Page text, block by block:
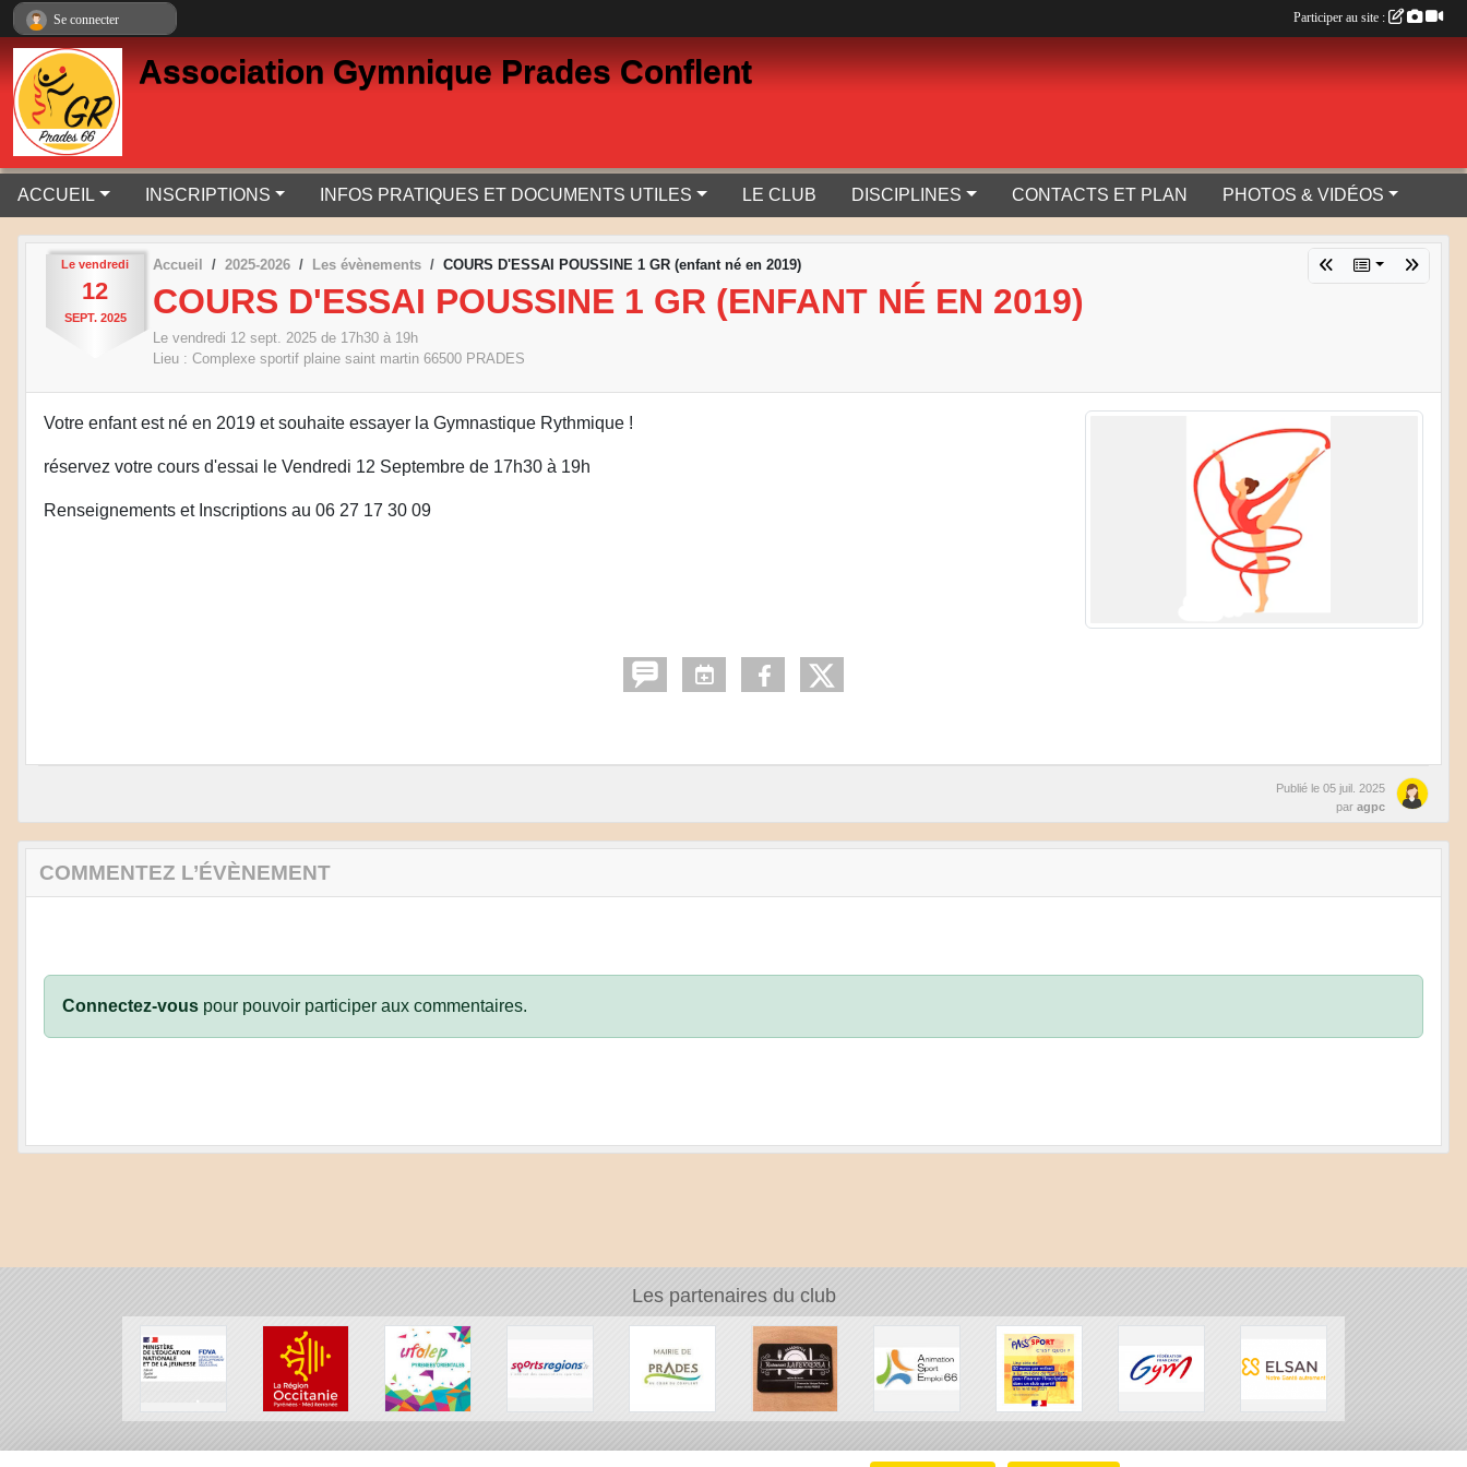
Association Gymnique Prades Conflent
ACCUEIL INSCRIPTIONS INFOS PRATIQUES ET DOCUMENTS UTILES LE CLUB DISCIPLINES CONTACTS ET PLAN PHOTOS & VIDÉOS
Le vendredi
12
SEPT. 2025
Accueil 2025-2026 Les évènements COURS D'ESSAI POUSSINE 1 GR (enfant né en 2019)
COURS D'ESSAI POUSSINE 1 GR (ENFANT NÉ EN 2019)
Le vendredi 12 sept. 2025 de 17h30 à 19h
Lieu : Complexe sportif plaine saint martin 66500 PRADES
Votre enfant est né en 2019 et souhaite essayer la Gymnastique Rythmique !
réservez votre cours d'essai le Vendredi 12 Septembre de 17h30 à 19h
Renseignements et Inscriptions au 06 27 17 30 09
Publié le 05 juil. 2025
par agpc
COMMENTEZ L’ÉVÈNEMENT
Connectez-vous pour pouvoir participer aux commentaires.
Les partenaires du club
Se connecter Participer au site :
Panneau de gestion des cookies